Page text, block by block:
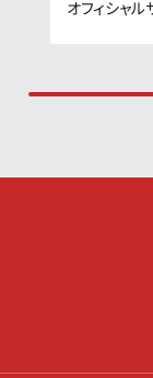
オフィシャル